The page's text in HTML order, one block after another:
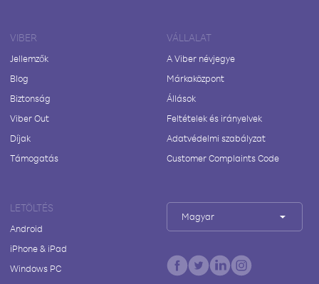
VIBER
Jellemzők
Blog
Biztonság
Viber Out
Díjak
Támogatás
VÁLLALAT
A Viber névjegye
Márkaközpont
Állások
Feltételek és irányelvek
Adatvédelmi szabályzat
Customer Complaints Code
LETÖLTÉS
Android
iPhone & iPad
Windows PC
Magyar